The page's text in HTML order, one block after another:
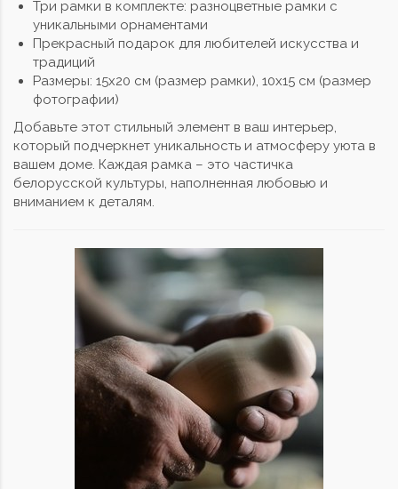
Три рамки в комплекте: разноцветные рамки с
уникальными орнаментами
Прекрасный подарок для любителей искусства и
традиций
Размеры: 15x20 см (размер рамки), 10x15 см (размер
фотографии)
Добавьте этот стильный элемент в ваш интерьер,
который подчеркнет уникальность и атмосферу уюта в
вашем доме. Каждая рамка – это частичка
белорусской культуры, наполненная любовью и
вниманием к деталям.